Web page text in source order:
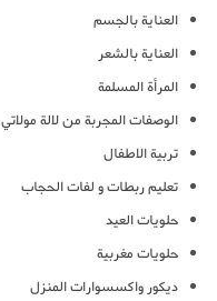
العناية بالجسم
العناية بالشعر
المرأة المسلمة
الوصفات المجربة من لالة مولاتي
تربية الاطفال
تعليم ربطات و لفات الحجاب
حلويات العيد
حلويات مغربية
ديكور واكسسوارات المنزل